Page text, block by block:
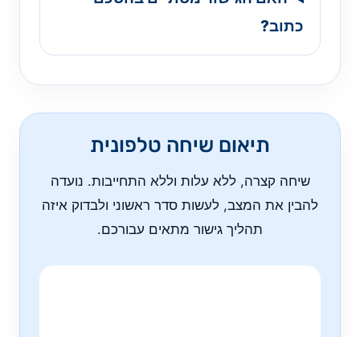
כתוב?
תיאום שיחה טלפונית
שיחה קצרה, ללא עלות וללא התחייבות. נועדה
להבין את המצב, לעשות סדר ראשוני ולבדוק איזה
תהליך גישור מתאים עבורכם.